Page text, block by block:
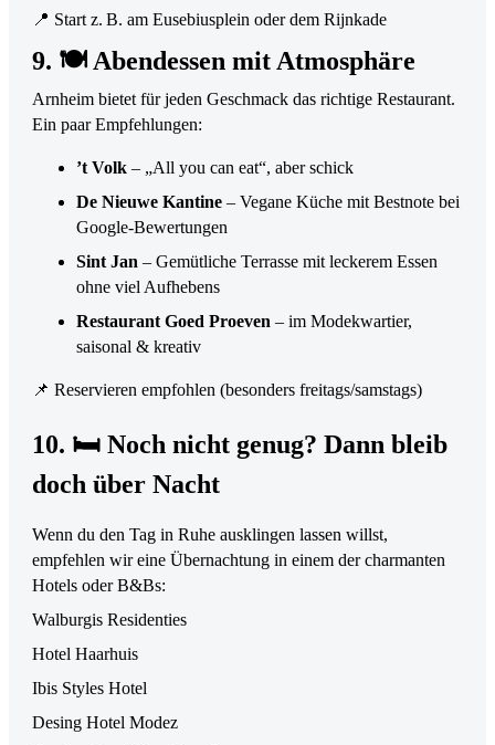
📍 Start z. B. am Eusebiusplein oder dem Rijnkade
9. 🍽 Abendessen mit Atmosphäre
Arnheim bietet für jeden Geschmack das richtige Restaurant.
Ein paar Empfehlungen:
’t Volk – „All you can eat“, aber schick
De Nieuwe Kantine – Vegane Küche mit Bestnote bei
Google-Bewertungen
Sint Jan – Gemütliche Terrasse mit leckerem Essen
ohne viel Aufhebens
Restaurant Goed Proeven – im Modekwartier,
saisonal & kreativ
📌 Reservieren empfohlen (besonders freitags/samstags)
10. 🛏 Noch nicht genug? Dann bleib
doch über Nacht
Wenn du den Tag in Ruhe ausklingen lassen willst,
empfehlen wir eine Übernachtung in einem der charmanten
Hotels oder B&Bs:
Walburgis Residenties
Hotel Haarhuis
Ibis Styles Hotel
Desing Hotel Modez